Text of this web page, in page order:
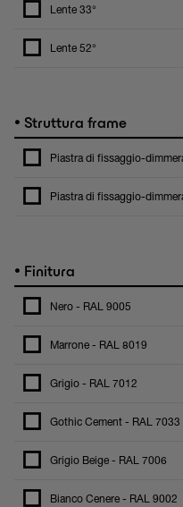
Lente 33°
Lente 52°
• Struttura frame
Piastra di fissaggio-
Piastra di fissaggio-
• Finitura
Nero - RAL 9005
Marrone - RAL 8019
Grigio - RAL 7012
Gothic Cement - RAL 7033
Grigio Beige - RAL 7006
Bianco Cenere - RAL 9002